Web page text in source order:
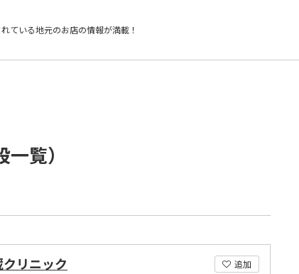
ている地元のお店の情報が満載！
覧）
追加
リニック